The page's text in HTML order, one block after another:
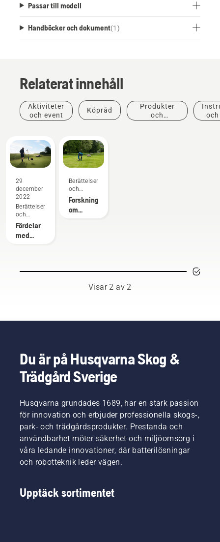
Passar till modell
Handböcker och dokument(1 )
Relaterat innehåll
Aktiviteter
och event
Köpråd
Produkter
och
29
december
2022
Berättelser
och
inspiration
Fördelar
med
greenkeepers
Berättelser
och
inspiration
Forskning
om
Visar 2 av 2
Du är på Husqvarna Skog &
Trädgård Sverige
Husqvarna grundades 1689, har en stark passion
för innovation och erbjuder professionella skogs-,
park- och trädgårdsprodukter. Prestanda och
användbarhet möter säkerhet och miljöomsorg i
våra ledande innovationer, där batterilösningar
och robotteknik leder vägen.
Upptäck sortimentet